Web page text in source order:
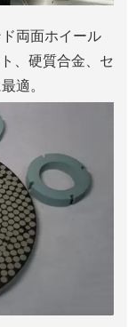
両面ホイール
、硬質合金、セ
適。